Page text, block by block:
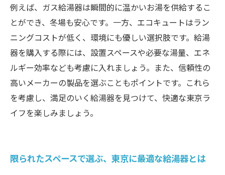
例えば、ガス給湯器は瞬間的に温かいお湯を供給するこ
とができ、冬場も安心です。一方、エコキュートはラン
ニングコストが低く、環境にも優しい選択肢です。給湯
器を購入する際には、設置スペースや必要な湯量、エネ
ルギー効率なども考慮に入れましょう。また、信頼性の
高いメーカーの製品を選ぶこともポイントです。これら
を考慮し、満足のいく給湯器を見つけて、快適な東京ラ
イフを楽しみましょう。
限られたスペースで選ぶ、東京に最適な給湯器とは